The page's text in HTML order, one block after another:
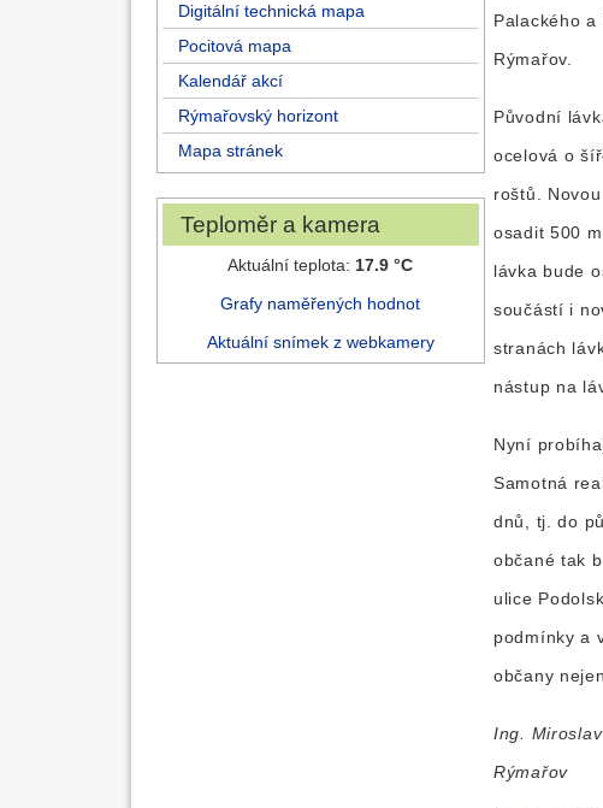
Digitální technická mapa
Pocitová mapa
Kalendář akcí
Rýmařovský horizont
Mapa stránek
Teploměr a kamera
Aktuální teplota: 17.9 °C
Grafy naměřených hodnot
Aktuální snímek z webkamery
Palackého a
Rýmařov.
Původní
ocelová o
roštů.
osadit 500
lávka bude
součástí i
stranách
nástup na
Nyní
Samotná
dnů, tj. do
občané tak
ulice
podmínky a
občany
Ing.
Rýmařov